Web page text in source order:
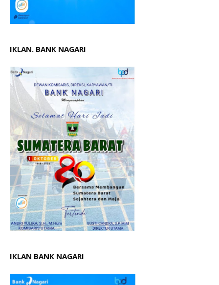
IKLAN. BANK NAGARI
IKLAN BANK NAGARI